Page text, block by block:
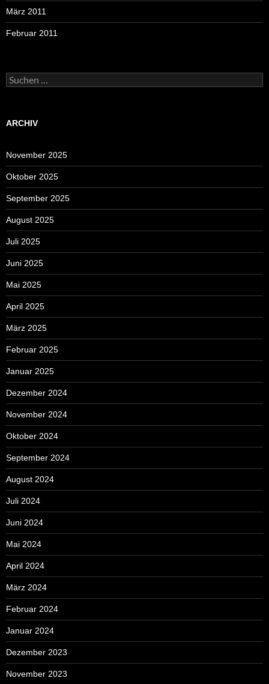
März 2011
Februar 2011
Suchen
nach:
ARCHIV
November 2025
Oktober 2025
September 2025
August 2025
Juli 2025
Juni 2025
Mai 2025
April 2025
März 2025
Februar 2025
Januar 2025
Dezember 2024
November 2024
Oktober 2024
September 2024
August 2024
Juli 2024
Juni 2024
Mai 2024
April 2024
März 2024
Februar 2024
Januar 2024
Dezember 2023
November 2023